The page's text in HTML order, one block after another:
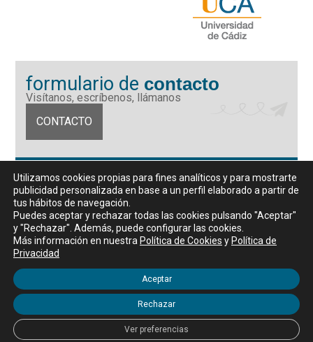
formulario de contacto
Visítanos, escríbenos, llámanos
CONTACTO
Fundación Universidad de Cádiz
Calle Ancha 10 (Edificio José Pérez Llorca), CP. 11001, Cádiz
CIF: G11442167
956 07 03 70 / 72
Horario de atención al público
De lunes a viernes, de 9 a 14 horas
Utilizamos cookies propias para fines analíticos y para mostrarte
publicidad personalizada en base a un perfil elaborado a partir de
tus hábitos de navegación.
Puedes aceptar y rechazar todas las cookies pulsando "Aceptar"
y "Rechazar". Además, puede configurar las cookies.
Más información en nuestra Política de Cookies y Política de
Privacidad
Aceptar
Rechazar
Ver preferencias